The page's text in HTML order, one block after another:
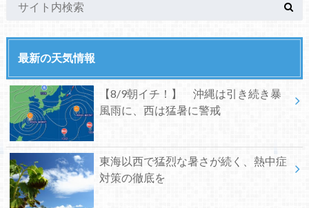
最新の天気情報
【8/9朝イチ！】 沖縄は引き続き暴
風雨に、西は猛暑に警戒
東海以西で猛烈な暑さが続く、熱中症
対策の徹底を